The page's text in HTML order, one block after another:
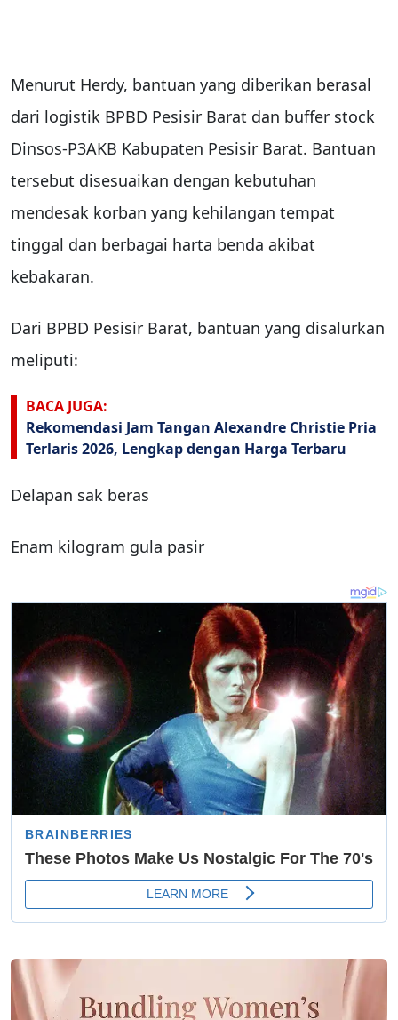
Menurut Herdy, bantuan yang diberikan berasal
dari logistik BPBD Pesisir Barat dan buffer stock
Dinsos-P3AKB Kabupaten Pesisir Barat. Bantuan
tersebut disesuaikan dengan kebutuhan
mendesak korban yang kehilangan tempat
tinggal dan berbagai harta benda akibat
kebakaran.
Dari BPBD Pesisir Barat, bantuan yang disalurkan
meliputi:
BACA JUGA:
Rekomendasi Jam Tangan Alexandre Christie Pria
Terlaris 2026, Lengkap dengan Harga Terbaru
Delapan sak beras
Enam kilogram gula pasir